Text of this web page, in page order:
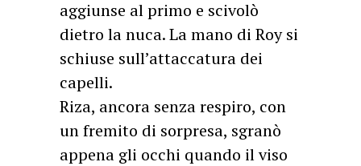
aggiunse al primo e scivolò
dietro la nuca. La mano di Roy si
schiuse sull’attaccatura dei
capelli.
Riza, ancora senza respiro, con
un fremito di sorpresa, sgranò
appena gli occhi quando il viso